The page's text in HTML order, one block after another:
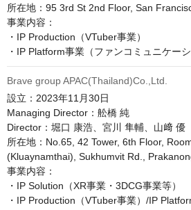
所在地：95 3rd St 2nd Floor, San
事業内容：
・IP Production（VTuber事業）
Brave group APAC(Thailand)Co.,Ltd.
設立：2023年11月30日
Managing Director：舩橋 純
Director：堀口 康浩、宮川 隼輔、山﨑 優
所在地：No.65, 42 Tower, 6th Floor,
(Kluaynamthai), Sukhumvit Rd.,
事業内容：
・IP Solution（XR事業・3DCG事業等）
・IP Production（VTuber事業）/IP